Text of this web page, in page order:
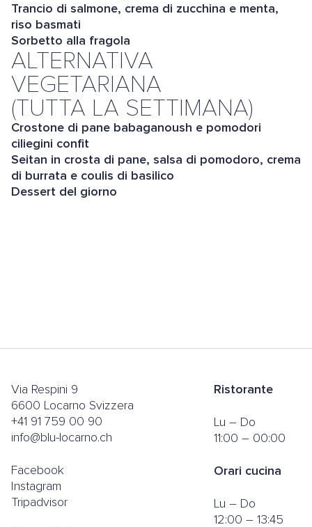
Trancio di salmone, crema di zucchina e menta,
riso basmati
Sorbetto alla fragola
ALTERNATIVA
VEGETARIANA
(TUTTA LA SETTIMANA)
Crostone di pane babaganoush e pomodori
ciliegini confit
Seitan in crosta di pane, salsa di pomodoro, crema
di burrata e coulis di basilico
Dessert del giorno
Via Respini 9
6600 Locarno Svizzera
+41 91 759 00 90
info@blu-locarno.ch
Facebook
Instagram
Tripadvisor
Ristorante
Lu – Do
11:00 – 00:00
Orari cucina
Lu – Do
12:00 – 13:45